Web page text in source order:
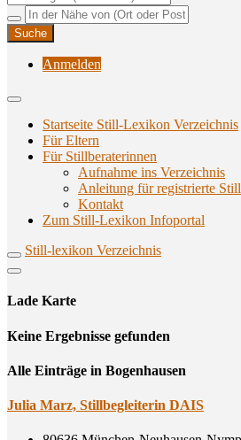
Still-lexikon Verzeichnis
Unterstützungsangebote rund ums Stillen
Anmelden
Startseite Still-Lexikon Verzeichnis
Für Eltern
Für Stillberaterinnen
Aufnahme ins Verzeichnis
Anlei­tung für regis­trier­te
Kon­takt
Zum Still-Lexikon Infoportal
Still-lexikon Verzeichnis
Lade Karte
Кeine Ergebnisse gefunden
Alle Einträge in Bogenhausen
Julia Marz, Still­be­glei­te­rin DAIS